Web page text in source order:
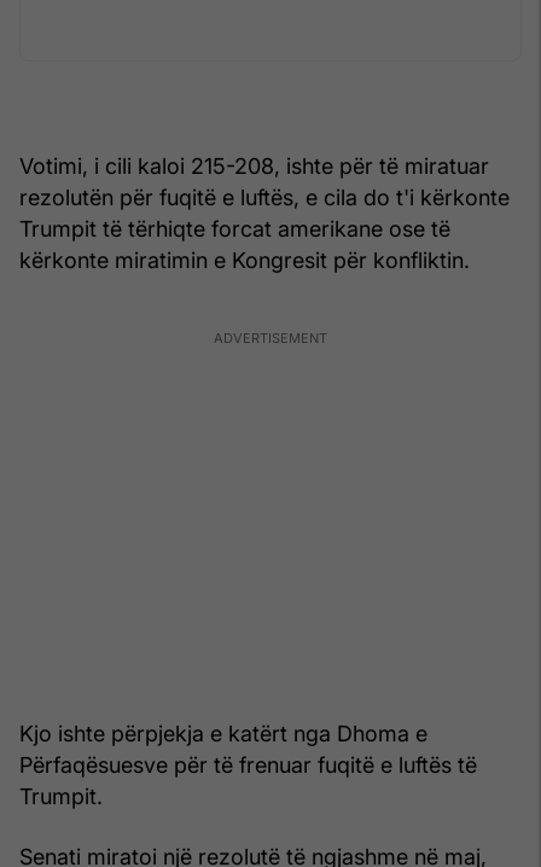
Votimi, i cili kaloi 215-208, ishte për të miratuar
rezolutën për fuqitë e luftës, e cila do t'i kërkonte
Trumpit të tërhiqte forcat amerikane ose të
kërkonte miratimin e Kongresit për konfliktin.
Kjo ishte përpjekja e katërt nga Dhoma e
Përfaqësuesve për të frenuar fuqitë e luftës të
Trumpit.
Senati miratoi një rezolutë të ngjashme në maj,